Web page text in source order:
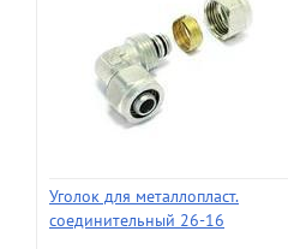
Уголок для металлопласт.
соединительный 26-16